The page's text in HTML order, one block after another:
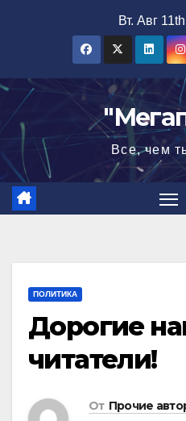
Вт. Авг
Все, чем
ПОЛИТИКА
Дорогие
читатели!
От Прочие